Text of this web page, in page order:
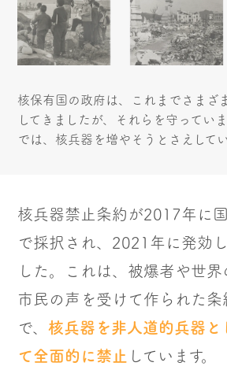
核保有国の政府は、これまでさまざ
してきましたが、それらを守ってい
では、核兵器を増やそうとさえしてい
核兵器禁止条約が2017年に
で採択され、2021年に発効
した。これは、被爆者や世界
市民の声を受けて作られた条
で、核兵器を非人道的兵器と
て全面的に禁止 しています。